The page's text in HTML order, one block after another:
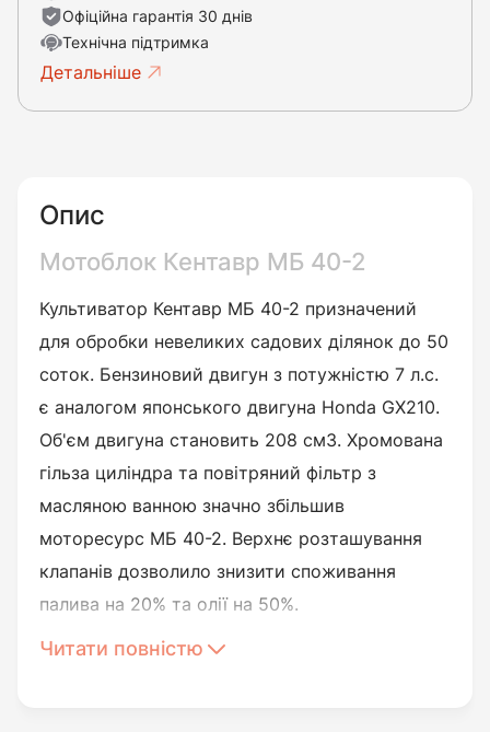
Офіційна гарантія 30 днів
Технічна підтримка
Детальніше
Опис
Мотоблок Кентавр МБ 40-2
Культиватор Кентавр МБ 40-2 призначений
для обробки невеликих садових ділянок до 50
соток. Бензиновий двигун з потужністю 7 л.с.
є аналогом японського двигуна Honda GX210.
Об'єм двигуна становить 208 см3. Хромована
гільза циліндра та повітряний фільтр з
масляною ванною значно збільшив
моторесурс МБ 40-2. Верхнє розташування
клапанів дозволило знизити споживання
палива на 20% та олії на 50%.
Головною перевагою даної моделі - чавунний
Читати повністю